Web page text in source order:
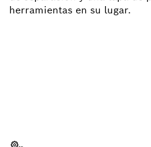
herramientas en su lugar.